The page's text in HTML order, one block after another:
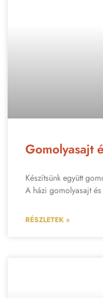
Gomolyasajt
Készítsünk együtt
A házi gomolyasajt
RÉSZLETEK »